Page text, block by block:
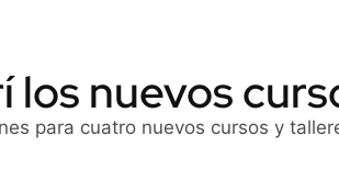
los nuevos
para cuatro nuevos cursos y